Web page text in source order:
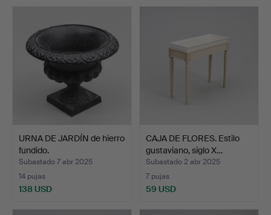
URNA DE JARDÍN de hierro
fundido.
Subastado 7 abr 2025
14 pujas
138 USD
CAJA DE FLORES. Estilo
gustaviano, siglo X…
Subastado 2 abr 2025
7 pujas
59 USD